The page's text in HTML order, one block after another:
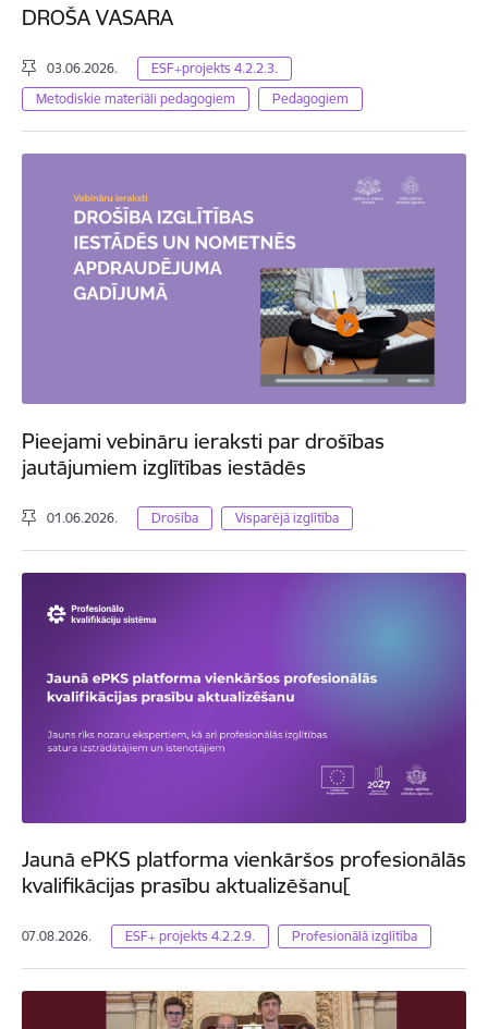
DROŠA VASARA
03.06.2026.
ESF+projekts 4.2.2.3.
Metodiskie materiāli pedagogiem
Pedagogiem
Pieejami vebināru ieraksti par drošības
jautājumiem izglītības iestādēs
01.06.2026. Drošība Visparējā izglītība
Jaunā ePKS platforma vienkāršos profesionālās
kvalifikācijas prasību aktualizēšanu[
07.08.2026. ESF+ projekts 4.2.2.9. Profesionālā izglītība